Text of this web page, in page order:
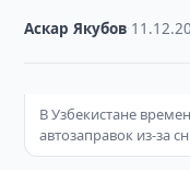
Аскар Якубов
В Узбекистане
автозаправок из-за